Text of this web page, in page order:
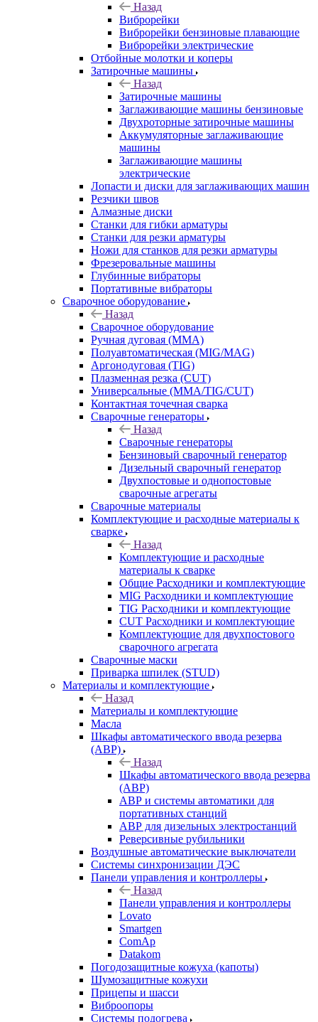
Назад
Виброрейки
Виброрейки бензиновые плавающие
Виброрейки электрические
Отбойные молотки и коперы
Затирочные машины
Назад
Затирочные машины
Заглаживающие машины бензиновые
Двухроторные затирочные машины
Аккумуляторные заглаживающие
машины
Заглаживающие машины
электрические
Лопасти и диски для заглаживающих машин
Резчики швов
Алмазные диски
Станки для гибки арматуры
Станки для резки арматуры
Ножи для станков для резки арматуры
Фрезеровальные машины
Глубинные вибраторы
Портативные вибраторы
Сварочное оборудование
Назад
Сварочное оборудование
Ручная дуговая (MMA)
Полуавтоматическая (MIG/MAG)
Аргонодуговая (TIG)
Плазменная резка (CUT)
Универсальные (MMA/TIG/CUT)
Контактная точечная сварка
Сварочные генераторы
Назад
Сварочные генераторы
Бензиновый сварочный генератор
Дизельный сварочный генератор
Двухпостовые и однопостовые
сварочные агрегаты
Сварочные материалы
Комплектующие и расходные материалы к
сварке
Назад
Комплектующие и расходные
материалы к сварке
Общие Расходники и комплектующие
MIG Расходники и комплектующие
TIG Расходники и комплектующие
CUT Расходники и комплектующие
Комплектующие для двухпостового
сварочного агрегата
Сварочные маски
Приварка шпилек (STUD)
Материалы и комплектующие
Назад
Материалы и комплектующие
Масла
Шкафы автоматического ввода резерва
(АВР)
Назад
Шкафы автоматического ввода резерва
(АВР)
АВР и системы автоматики для
портативных станций
АВР для дизельных электростанций
Реверсивные рубильники
Воздушные автоматические выключатели
Системы синхронизации ДЭС
Панели управления и контроллеры
Назад
Панели управления и контроллеры
Lovato
Smartgen
ComAp
Datakom
Погодозащитные кожуха (капоты)
Шумозащитные кожухи
Прицепы и шасси
Виброопоры
Системы подогрева